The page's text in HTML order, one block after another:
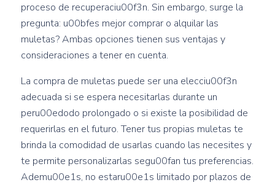
proceso de recuperaciu00f3n. Sin embargo, surge la
pregunta: u00bfes mejor comprar o alquilar las
muletas? Ambas opciones tienen sus ventajas y
consideraciones a tener en cuenta.
La compra de muletas puede ser una elecciu00f3n
adecuada si se espera necesitarlas durante un
peru00edodo prolongado o si existe la posibilidad de
requerirlas en el futuro. Tener tus propias muletas te
brinda la comodidad de usarlas cuando las necesites y
te permite personalizarlas segu00fan tus preferencias.
Ademu00e1s, no estaru00e1s limitado por plazos de